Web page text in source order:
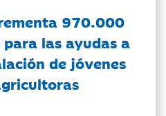
970.000
las ayudas a
de jóvenes